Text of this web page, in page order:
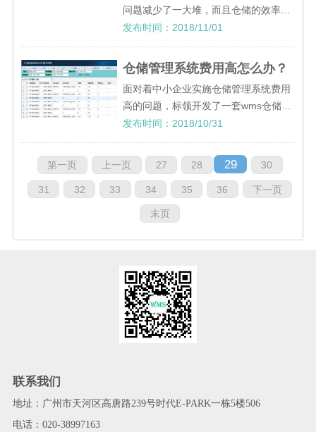
问题减少了一大堆，而且仓储的效率也
提升了不少，实现了提高企业竞争力的
目的。
发布时间：2018/11/01
仓储管理系统费用高怎么办？
面对着中小企业实施仓储管理系统费用
高的问题，标领开发了一套wms仓储管
理系统。它跟市面上的那些定制化的系
的资金，只需每年支付一定的金额，就
能获得系统的使用权，而且收费模式也
是非常灵活的。
发布时间：2018/10/31
第一页 上一页 27 28 29 30
31 32 33 34 35 36 下一页
末页
联系我们
地址：广州市天河区高唐路239号时代E-PARK一栋5楼506
电话：020-38997163